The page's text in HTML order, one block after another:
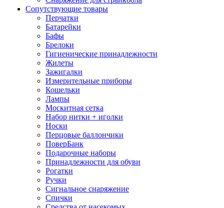
Сопутствующие товары
Перчатки
Батарейки
Бафы
Брелоки
Гигиенические принадлежности
Жилеты
Зажигалки
Измерительные приборы
Кошельки
Лампы
Москитная сетка
Набор нитки + иголки
Носки
Перцовые баллончики
ПоверБанк
Подарочные наборы
Принадлежности для обуви
Рогатки
Ручки
Сигнальное снаряжение
Спички